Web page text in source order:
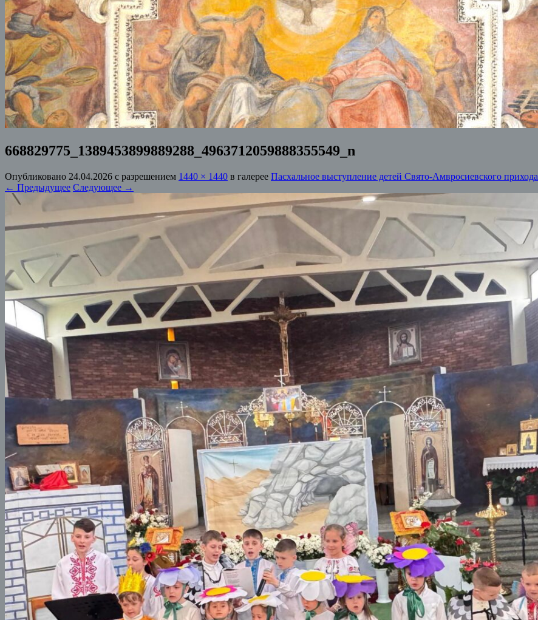
668829775_1389453899889288_4963712059888355549_n
Опубликовано 24.04.2026 с разрешением 1440 × 1440 в галерее Пасхальное выступление детей Свято-Амвросиевского прихода
← Предыдущее Следующее →